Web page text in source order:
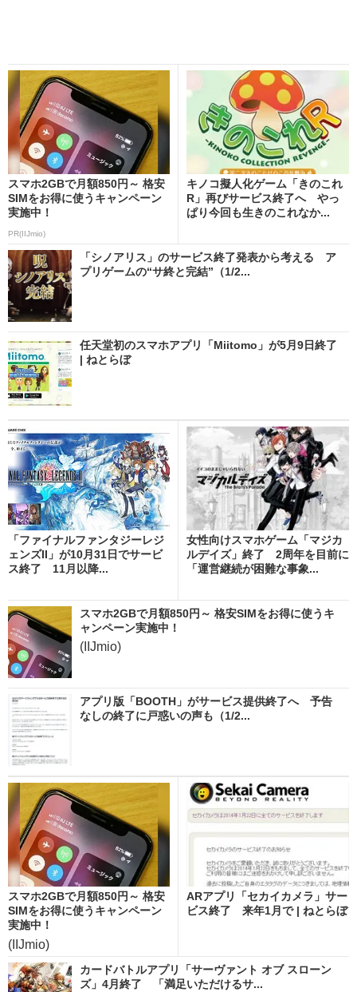
スマホ2GBで月額850円～ 格安
SIMをお得に使うキャンペーン
実施中！
PR(IIJmio)
キノコ擬人化ゲーム「きのこれ
R」再びサービス終了へ やっ
ぱり今回も生きのこれなか...
「シノアリス」のサービス終了発表から考える ア
プリゲームの“サ終と完結”（1/2...
任天堂初のスマホアプリ「Miitomo」が5月9日終了
| ねとらぼ
「ファイナルファンタジーレジ
ェンズII」が10月31日でサービ
ス終了 11月以降...
女性向けスマホゲーム「マジカ
ルデイズ」終了 2周年を目前に
「運営継続が困難な事象...
スマホ2GBで月額850円～ 格安SIMをお得に使うキ
ャンペーン実施中！
(IIJmio)
アプリ版「BOOTH」がサービス提供終了へ 予告
なしの終了に戸惑いの声も（1/2...
スマホ2GBで月額850円～ 格安
SIMをお得に使うキャンペーン
実施中！
(IIJmio)
ARアプリ「セカイカメラ」サー
ビス終了 来年1月で | ねとらぼ
カードバトルアプリ「サーヴァント オブ スローン
ズ」4月終了 「満足いただけるサ...